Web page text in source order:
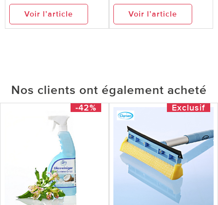
Voir l’article Voir l’article
Nos clients ont également acheté
-42% Exclusif